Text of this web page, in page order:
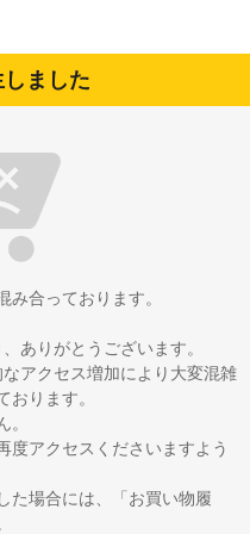
ました
合っております。
ありがとうございます。
アクセス増加により大変混雑
おります。
。
度アクセスくださいますよう
た場合には、「お買い物履